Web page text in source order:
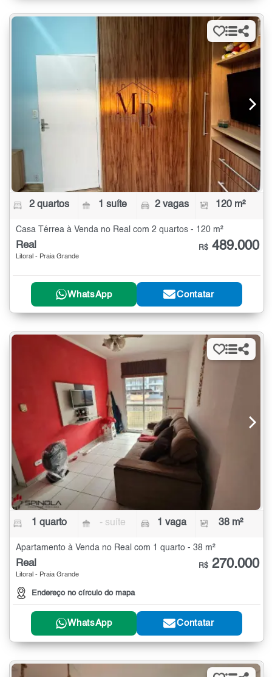
2 quartos 1 suíte 2 vagas 120 m²
Casa Térrea à Venda no Real com 2 quartos - 120 m²
Real
Litoral - Praia Grande
R$ 489.000
WhatsApp Contatar
1 quarto - suíte 1 vaga 38 m²
Apartamento à Venda no Real com 1 quarto - 38 m²
Real
Litoral - Praia Grande
Endereço no círculo do mapa
R$ 270.000
WhatsApp Contatar